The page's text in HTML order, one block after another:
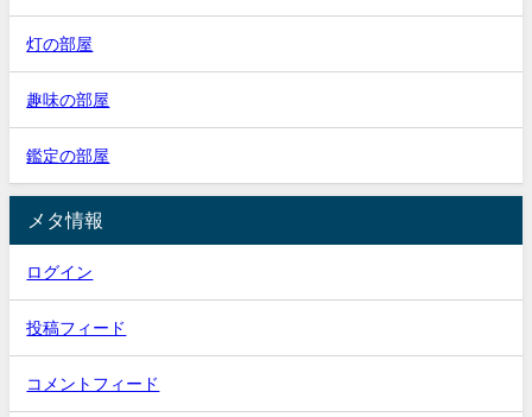
灯の部屋
趣味の部屋
鑑定の部屋
メタ情報
ログイン
投稿フィード
コメントフィード